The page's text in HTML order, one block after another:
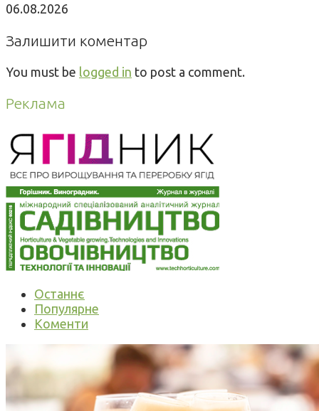
06.08.2026
Залишити коментар
You must be logged in to post a comment.
Реклама
Останнє
Популярне
Коменти